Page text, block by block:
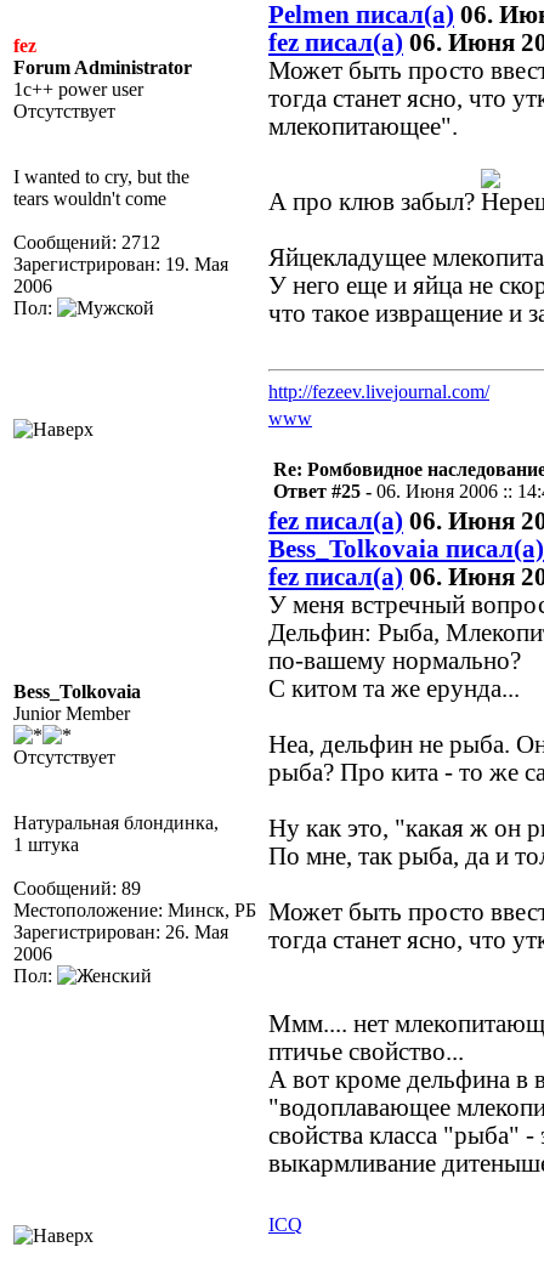
fez
Forum Administrator
1c++ power user
Отсутствует
I wanted to cry, but the
tears wouldn't come
Сообщений: 2712
Зарегистрирован: 19. Мая
2006
Пол:
Pelmen писал(а) 06.
fez писал(а) 06. Июня
Может быть просто
тогда станет ясно, что
млекопитающее".
А про клюв забыл?
Яйцекладущее
У него еще и яйца не
что такое извращение и
http://fezeev.livejournal.com/
www
Bess_Tolkovaia
Junior Member
Отсутствует
Натуральная блондинка,
1 штука
Сообщений: 89
Местоположение: Минск, РБ
Зарегистрирован: 26. Мая
2006
Пол:
Re: Ромбовидное
Ответ #25 - 06. Июня 2006 ::
fez писал(а) 06. Июня
Bess_Tolkovaia писал(а)
fez писал(а) 06. Июня
У меня встречный
Дельфин: Рыба,
по-вашему нормально?
С китом та же ерунда...
Неа, дельфин не рыба.
рыба? Про кита - то же
Ну как это, "какая ж он
По мне, так рыба, да и
Может быть просто
тогда станет ясно, что
Ммм.... нет
птичье свойство...
А вот кроме дельфина в
"водоплавающее
свойства класса "рыба"
выкармливание
ICQ